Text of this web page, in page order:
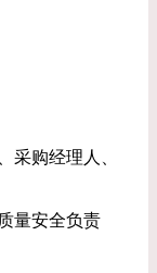
采购经理人、
量安全负责